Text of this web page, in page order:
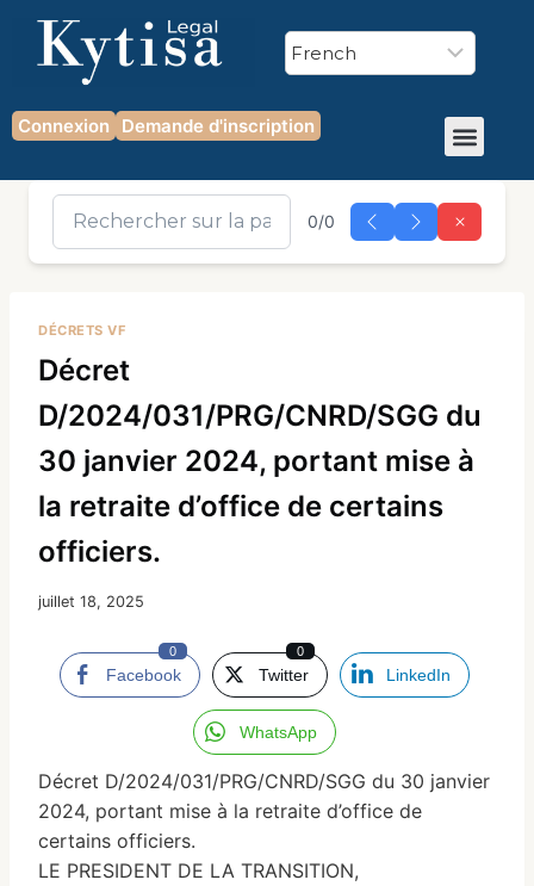
Connexion Demande d'inscription
0/0
DÉCRETS VF
Décret
D/2024/031/PRG/CNRD/SGG du
30 janvier 2024, portant mise à
la retraite d’office de certains
officiers.
juillet 18, 2025
Facebook
0
Twitter
0
LinkedIn
WhatsApp
Décret D/2024/031/PRG/CNRD/SGG du 30 janvier
2024, portant mise à la retraite d’office de
certains officiers.
LE PRESIDENT DE LA TRANSITION,